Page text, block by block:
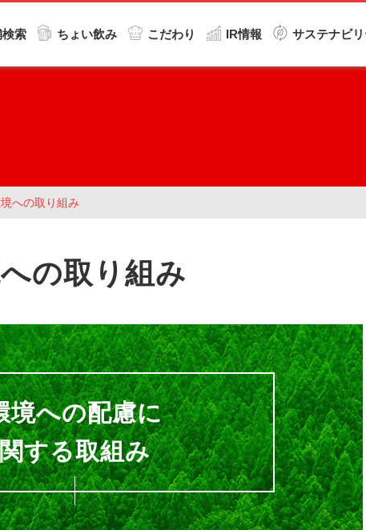
検索 ちょい飲み こだわり IR情報 サステナビ
への取り組み
の取り組み
境への配慮に
する取組み